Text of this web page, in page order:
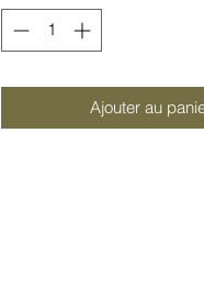
Ajouter au